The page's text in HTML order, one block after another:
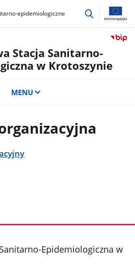
epidemiologiczne
przejdź
Stacja Sanitarno-
w Krotoszynie
MENU
Epidemiologiczna w